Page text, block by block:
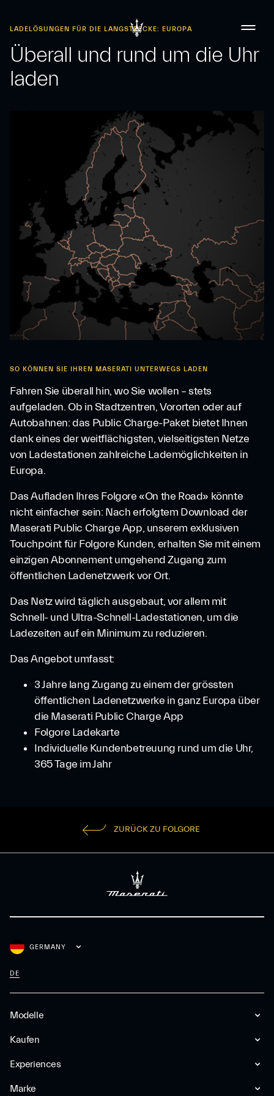
LADELÖSUNGEN FÜR DIE LANGSTRECKE: EUROPA
Überall und rund um die Uhr
laden
SO KÖNNEN SIE IHREN MASERATI UNTERWEGS LADEN
Fahren Sie überall hin, wo Sie wollen – stets
aufgeladen. Ob in Stadtzentren, Vororten oder auf
Autobahnen: das Public Charge-Paket bietet Ihnen
dank eines der weitflächigsten, vielseitigsten Netze
von Ladestationen zahlreiche Lademöglichkeiten in
Europa.
Das Aufladen Ihres Folgore «On the Road» könnte
nicht einfacher sein: Nach erfolgtem Download der
Maserati Public Charge App, unserem exklusiven
Touchpoint für Folgore Kunden, erhalten Sie mit einem
einzigen Abonnement umgehend Zugang zum
öffentlichen Ladenetzwerk vor Ort.
Das Netz wird täglich ausgebaut, vor allem mit
Schnell- und Ultra-Schnell-Ladestationen, um die
Ladezeiten auf ein Minimum zu reduzieren.
Das Angebot umfasst:
3 Jahre lang Zugang zu einem der grössten
öffentlichen Ladenetzwerke in ganz Europa über
die Maserati Public Charge App
Folgore Ladekarte
Individuelle Kundenbetreuung rund um die Uhr,
365 Tage im Jahr
ZURÜCK ZU FOLGORE
Modelle
Kaufen
Experiences
Marke
GERMANY
DE